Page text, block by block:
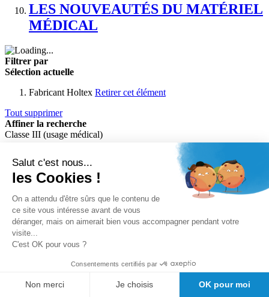
LES NOUVEAUTÉS DU MATÉRIEL
MÉDICAL
Filtrer par
Sélection actuelle
Fabricant Holtex Retirer cet élément
Tout supprimer
Affiner la recherche
Classe III (usage médical)
Non
Fabricant
Holtex1item
Prix
On en parle sur le blog
Problème de poids ? Comprendre et surveiller son
Salut c'est nous...
les Cookies !
On a attendu d'être sûrs que le contenu de
ce site vous intéresse avant de vous
déranger, mais on aimerait bien vous accompagner pendant votre
visite...
C'est OK pour vous ?
Consentements certifiés par
Non merci Je choisis OK pour moi